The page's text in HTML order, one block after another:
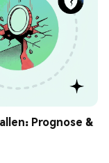
Prognose &